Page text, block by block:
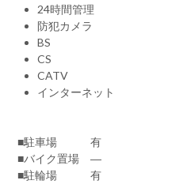
24時間管理
防犯カメラ
BS
CS
CATV
インターネット
■駐車場 有
■バイク置場 ―
■駐輪場 有